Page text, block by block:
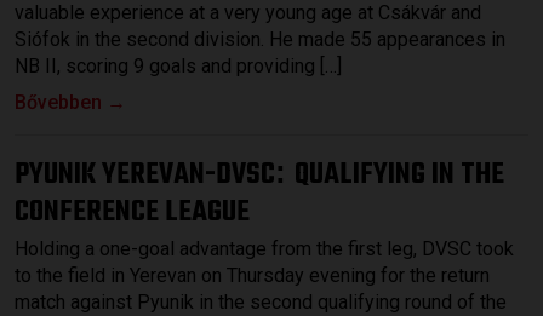
valuable experience at a very young age at Csákvár and
Siófok in the second division. He made 55 appearances in
NB II, scoring 9 goals and providing […]
Bővebben →
PYUNIK YEREVAN-DVSC: QUALIFYING IN THE
CONFERENCE LEAGUE
Holding a one-goal advantage from the first leg, DVSC took
to the field in Yerevan on Thursday evening for the return
match against Pyunik in the second qualifying round of the